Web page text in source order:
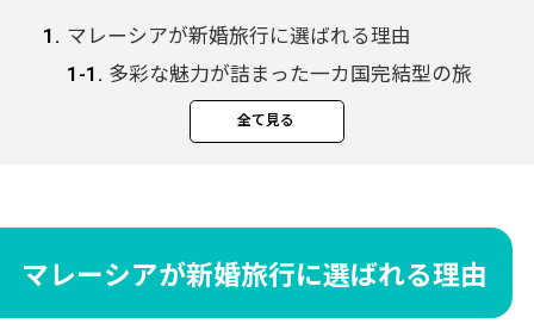
マレーシアが新婚旅行に選ばれる理由
多彩な魅力が詰まった一カ国完結型の旅
コストパフォーマンスの高さ
日本から行きやすいアクセス
エリアによって異なる気候特性
おすすめの時期
全て見る
マレーシアが新婚旅行に選ばれる理由